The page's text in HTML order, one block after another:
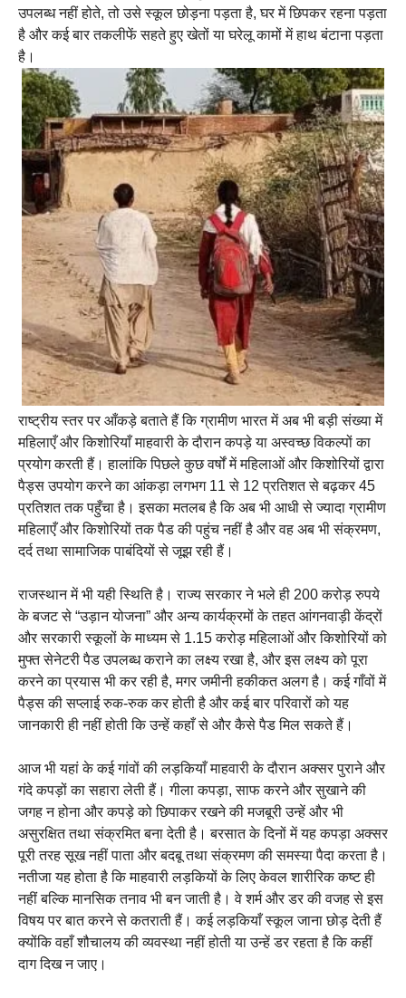
उपलब्ध नहीं होते, तो उसे स्कूल छोड़ना पड़ता है, घर में छिपकर रहना पड़ता
है और कई बार तकलीफें सहते हुए खेतों या घरेलू कामों में हाथ बंटाना पड़ता
है।
राष्ट्रीय स्तर पर आँकड़े बताते हैं कि ग्रामीण भारत में अब भी बड़ी संख्या में
महिलाएँ और किशोरियाँ माहवारी के दौरान कपड़े या अस्वच्छ विकल्पों का
प्रयोग करती हैं। हालांकि पिछले कुछ वर्षों में महिलाओं और किशोरियों द्वारा
पैड्स उपयोग करने का आंकड़ा लगभग 11 से 12 प्रतिशत से बढ़कर 45
प्रतिशत तक पहुँचा है। इसका मतलब है कि अब भी आधी से ज्यादा ग्रामीण
महिलाएँ और किशोरियों तक पैड की पहुंच नहीं है और वह अब भी संक्रमण,
दर्द तथा सामाजिक पाबंदियों से जूझ रही हैं।
राजस्थान में भी यही स्थिति है। राज्य सरकार ने भले ही 200 करोड़ रुपये
के बजट से “उड़ान योजना” और अन्य कार्यक्रमों के तहत आंगनवाड़ी केंद्रों
और सरकारी स्कूलों के माध्यम से 1.15 करोड़ महिलाओं और किशोरियों को
मुफ्त सेनेटरी पैड उपलब्ध कराने का लक्ष्य रखा है, और इस लक्ष्य को पूरा
करने का प्रयास भी कर रही है, मगर जमीनी हकीकत अलग है। कई गाँवों में
पैड्स की सप्लाई रुक-रुक कर होती है और कई बार परिवारों को यह
जानकारी ही नहीं होती कि उन्हें कहाँ से और कैसे पैड मिल सकते हैं।
आज भी यहां के कई गांवों की लड़कियाँ माहवारी के दौरान अक्सर पुराने और
गंदे कपड़ों का सहारा लेती हैं। गीला कपड़ा, साफ करने और सुखाने की
जगह न होना और कपड़े को छिपाकर रखने की मजबूरी उन्हें और भी
असुरक्षित तथा संक्रमित बना देती है। बरसात के दिनों में यह कपड़ा अक्सर
पूरी तरह सूख नहीं पाता और बदबू तथा संक्रमण की समस्या पैदा करता है।
नतीजा यह होता है कि माहवारी लड़कियों के लिए केवल शारीरिक कष्ट ही
नहीं बल्कि मानसिक तनाव भी बन जाती है। वे शर्म और डर की वजह से इस
विषय पर बात करने से कतराती हैं। कई लड़कियाँ स्कूल जाना छोड़ देती हैं
क्योंकि वहाँ शौचालय की व्यवस्था नहीं होती या उन्हें डर रहता है कि कहीं
दाग दिख न जाए।